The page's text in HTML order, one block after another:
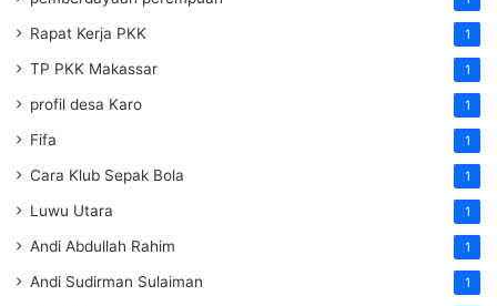
Rapat Kerja PKK 1
TP PKK Makassar 1
profil desa Karo 1
Fifa 1
Cara Klub Sepak Bola 1
Luwu Utara 1
Andi Abdullah Rahim 1
Andi Sudirman Sulaiman 1